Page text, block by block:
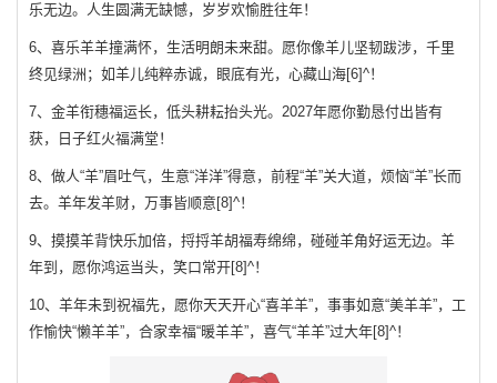
乐无边。人生圆满无缺憾，岁岁欢愉胜往年！
6、喜乐羊羊撞满怀，生活明朗未来甜。愿你像羊儿坚韧跋涉，千里
终见绿洲；如羊儿纯粹赤诚，眼底有光，心藏山海[6]^！
7、金羊衔穗福运长，低头耕耘抬头光。2027年愿你勤恳付出皆有
获，日子红火福满堂！
8、做人“羊”眉吐气，生意“洋洋”得意，前程“羊”关大道，烦恼“羊”长而
去。羊年发羊财，万事皆顺意[8]^！
9、摸摸羊背快乐加倍，捋捋羊胡福寿绵绵，碰碰羊角好运无边。羊
年到，愿你鸿运当头，笑口常开[8]^！
10、羊年未到祝福先，愿你天天开心“喜羊羊”，事事如意“美羊羊”，工
作愉快“懒羊羊”，合家幸福“暖羊羊”，喜气“羊羊”过大年[8]^！